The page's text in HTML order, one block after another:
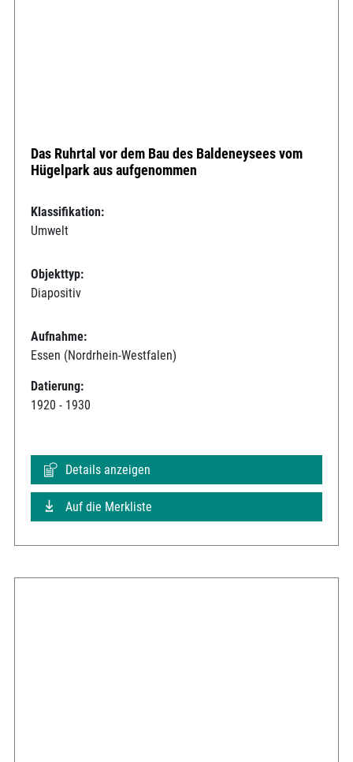
Das Ruhrtal vor dem Bau des Baldeneysees vom
Hügelpark aus aufgenommen
Klassifikation:
Umwelt
Objekttyp:
Diapositiv
Aufnahme:
Essen (Nordrhein-Westfalen)
Datierung:
1920 - 1930
Details anzeigen
Auf die Merkliste